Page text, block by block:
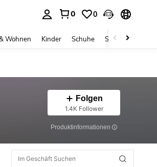
0 0
Wohnen Kinder Schuhe Schmuck &
Folgen
1.4K Follower
Produktinformationen